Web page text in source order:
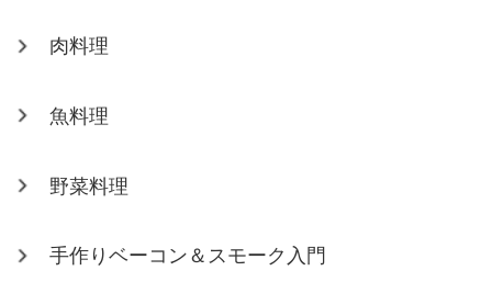
肉料理
魚料理
野菜料理
手作りベーコン＆スモーク入門